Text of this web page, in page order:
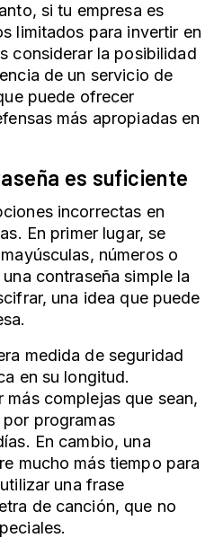
si tu empresa es
limitados para invertir en
considerar la posibilidad
de un servicio de
puede ofrecer
más apropiadas en
es suficiente
incorrectas en
En primer lugar, se
números o
contraseña simple la
una idea que puede
medida de seguridad
en su longitud.
complejas que sean,
programas
En cambio, una
mucho más tiempo para
una frase
de canción, que no